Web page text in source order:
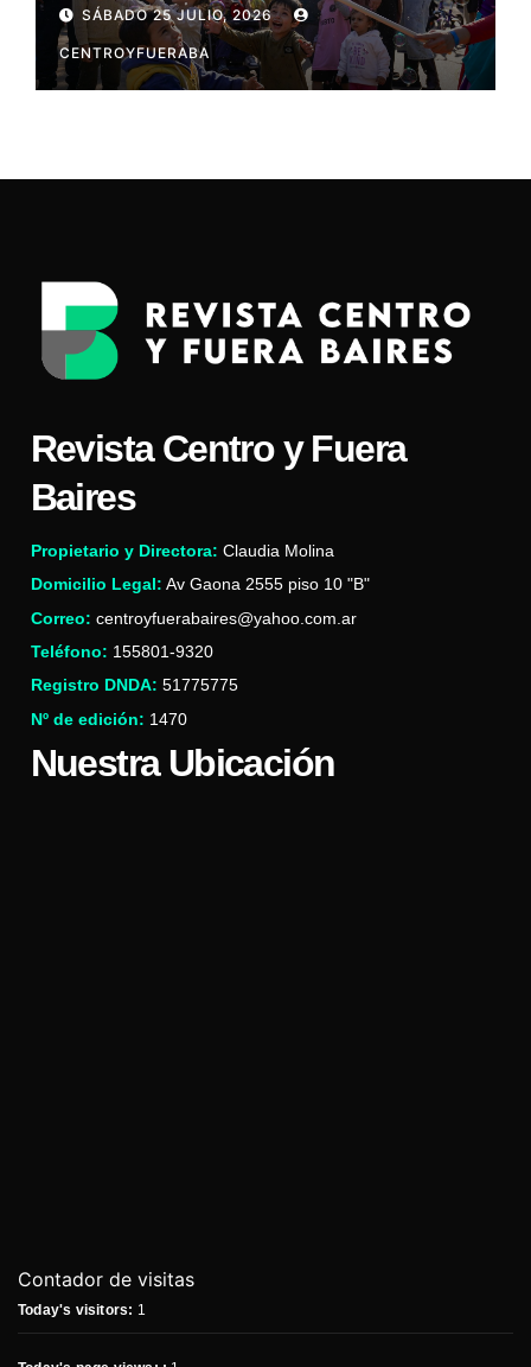
SÁBADO 25 JULIO, 2026
CENTROYFUERABA
Revista Centro y Fuera
Baires
Propietario y Directora: Claudia Molina
Domicilio Legal: Av Gaona 2555 piso 10 "B"
Correo: centroyfuerabaires@yahoo.com.ar
Teléfono: 155801-9320
Registro DNDA: 51775775
Nº de edición: 1470
Nuestra Ubicación
Contador de visitas
Today's visitors: 1